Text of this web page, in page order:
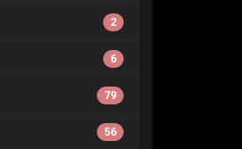
2
6
79
56